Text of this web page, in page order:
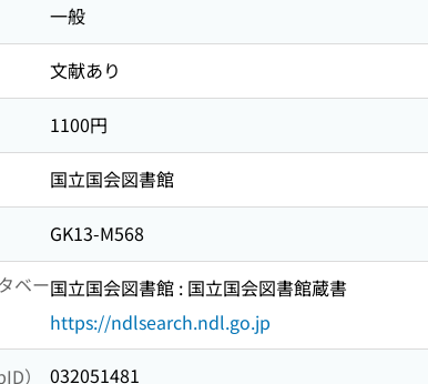
一般
文献あり
1100円
国立国会図書館
GK13-M568
ベー国立国会図書館 : 国立国会図書館蔵書
https://ndlsearch.ndl.go.jp
） 032051481